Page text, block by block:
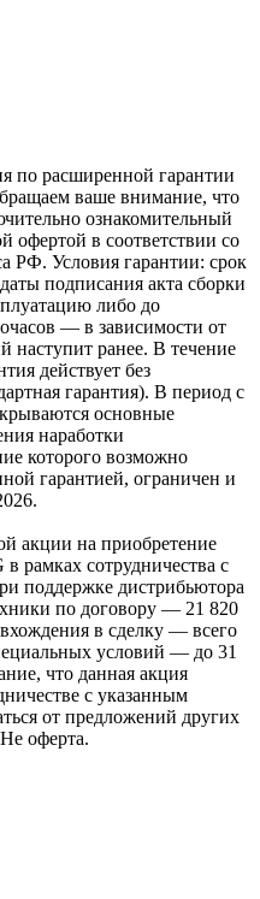
по расширенной гарантии
ваше внимание, что
ознакомительный
офертой в соответствии со
РФ. Условия гарантии: срок
подписания акта сборки
либо до
— в зависимости от
наступит ранее. В течение
действует без
гарантия). В период с
основные
наработки
которого возможно
гарантией, ограничен и
акции на приобретение
рамках сотрудничества с
поддержке дистрибьютора
по договору — 21 820
в сделку — всего
условий — до 31
что данная акция
с указанным
от предложений других
оферта.